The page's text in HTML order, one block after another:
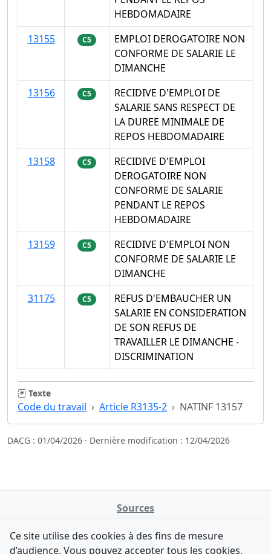
HEBDOMADAIRE
13155
C5
EMPLOI DEROGATOIRE NON
CONFORME DE SALARIE LE
DIMANCHE
13156
C5
RECIDIVE D'EMPLOI DE
SALARIE SANS RESPECT DE
LA DUREE MINIMALE DE
REPOS HEBDOMADAIRE
13158
C5
RECIDIVE D'EMPLOI
DEROGATOIRE NON
CONFORME DE SALARIE
PENDANT LE REPOS
HEBDOMADAIRE
13159
C5
RECIDIVE D'EMPLOI NON
CONFORME DE SALARIE LE
DIMANCHE
31175
C5
REFUS D'EMBAUCHER UN
SALARIE EN CONSIDERATION
DE SON REFUS DE
TRAVAILLER LE DIMANCHE -
DISCRIMINATION
Texte
Code du travail Article R3135-2 NATINF 13157
DACG : 01/04/2026 · Dernière modification : 12/04/2026
Sources
data.gouv.fr
Ce site utilise des cookies à des fins de mesure
d’audience. Vous pouvez accepter tous les cookies,